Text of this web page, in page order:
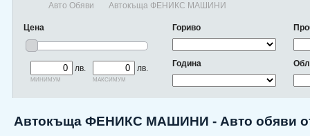
Авто Обяви Автокъща ФЕНИКС МАШИНИ
Цена
лв.
минимум
лв.
максимум
Гориво
Година
Автокъща ФЕНИКС МАШИНИ - Авто обяви